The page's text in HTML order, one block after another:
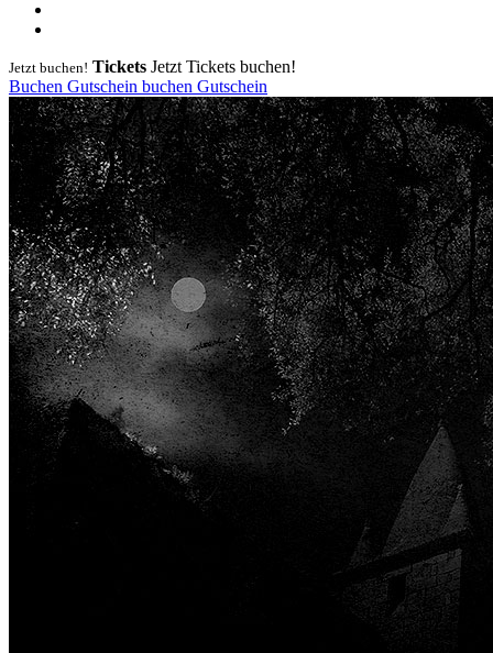
Jetzt buchen! Tickets Jetzt Tickets buchen!
Buchen Gutschein buchen Gutschein